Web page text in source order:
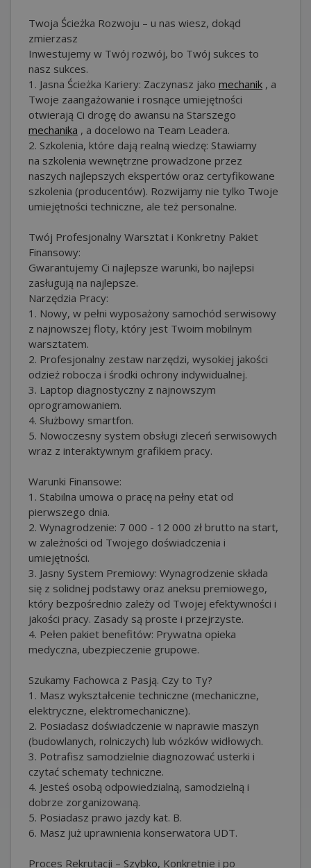
Twoja Ścieżka Rozwoju – u nas wiesz, dokąd
zmierzasz
Inwestujemy w Twój rozwój, bo Twój sukces to
nasz sukces.
1. Jasna Ścieżka Kariery: Zaczynasz jako mechanik , a
Twoje zaangażowanie i rosnące umiejętności
otwierają Ci drogę do awansu na Starszego
mechanika , a docelowo na Team Leadera.
2. Szkolenia, które dają realną wiedzę: Stawiamy
na szkolenia wewnętrzne prowadzone przez
naszych najlepszych ekspertów oraz certyfikowane
szkolenia (producentów). Rozwijamy nie tylko Twoje
umiejętności techniczne, ale też personalne.
Twój Profesjonalny Warsztat i Konkretny Pakiet
Finansowy:
Gwarantujemy Ci najlepsze warunki, bo najlepsi
zasługują na najlepsze.
Narzędzia Pracy:
1. Nowy, w pełni wyposażony samochód serwisowy
z najnowszej floty, który jest Twoim mobilnym
warsztatem.
2. Profesjonalny zestaw narzędzi, wysokiej jakości
odzież robocza i środki ochrony indywidualnej.
3. Laptop diagnostyczny z najnowszym
oprogramowaniem.
4. Służbowy smartfon.
5. Nowoczesny system obsługi zleceń serwisowych
wraz z interaktywnym grafikiem pracy.
Warunki Finansowe:
1. Stabilna umowa o pracę na pełny etat od
pierwszego dnia.
2. Wynagrodzenie: 7 000 - 12 000 zł brutto na start,
w zależności od Twojego doświadczenia i
umiejętności.
3. Jasny System Premiowy: Wynagrodzenie składa
się z solidnej podstawy oraz aneksu premiowego,
który bezpośrednio zależy od Twojej efektywności i
jakości pracy. Zasady są proste i przejrzyste.
4. Pełen pakiet benefitów: Prywatna opieka
medyczna, ubezpieczenie grupowe.
Szukamy Fachowca z Pasją. Czy to Ty?
1. Masz wykształcenie techniczne (mechaniczne,
elektryczne, elektromechaniczne).
2. Posiadasz doświadczenie w naprawie maszyn
(budowlanych, rolniczych) lub wózków widłowych.
3. Potrafisz samodzielnie diagnozować usterki i
czytać schematy techniczne.
4. Jesteś osobą odpowiedzialną, samodzielną i
dobrze zorganizowaną.
5. Posiadasz prawo jazdy kat. B.
6. Masz już uprawnienia konserwatora UDT.
Proces Rekrutacji – Szybko, Konkretnie i po